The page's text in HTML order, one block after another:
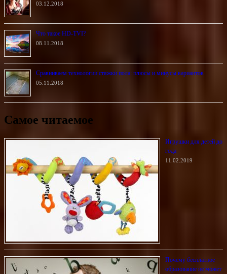
03.12.2018
Что такое HD-TVI?
08.11.2018
Сравниваем технологии стяжки пола: плюсы и минусы вариантов
05.11.2018
Самое читаемое
Игрушки для детей до
года
11.02.2019
Почему бесплатное
образование не может